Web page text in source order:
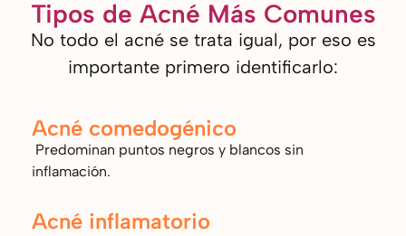
Tipos de Acné Más Comunes
No todo el acné se trata igual, por eso es
importante primero identificarlo:
Acné comedogénico
Predominan puntos negros y blancos sin
inflamación.
Acné inflamatorio